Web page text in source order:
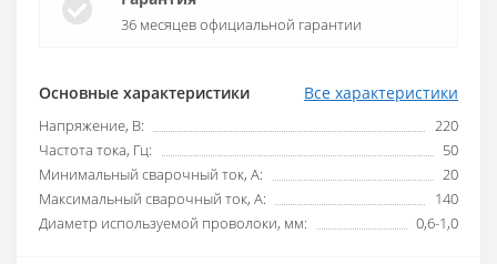
Основные характеристики Все характеристики
Напряжение, В:
220
Частота тока, Гц:
50
Минимальный сварочный ток, А:
20
Максимальный сварочный ток, А:
140
Диаметр используемой проволоки, мм:
0,6-1,0
36 месяцев официальной гарантии